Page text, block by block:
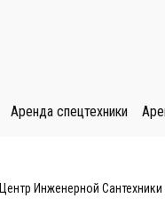
Аренда спецтехники
Центр Инженерной Сантехники